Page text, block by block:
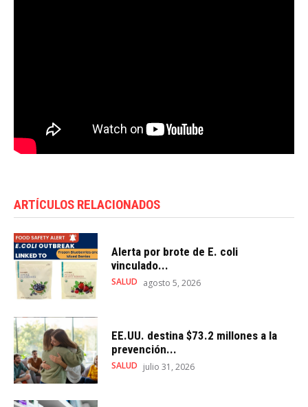
ARTÍCULOS RELACIONADOS
Alerta por brote de E. coli
vinculado...
SALUD agosto 5, 2026
EE.UU. destina $73.2 millones a la
prevención...
SALUD julio 31, 2026